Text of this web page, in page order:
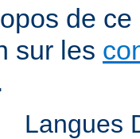
de
sur les
Langues